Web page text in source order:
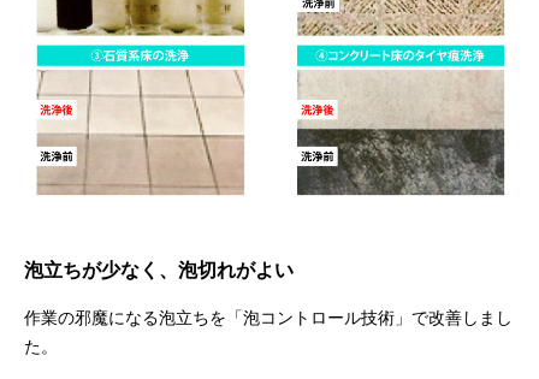
泡立ちが少なく、泡切れがよい
作業の邪魔になる泡立ちを「泡コントロール技術」で改善しまし
た。